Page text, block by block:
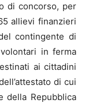
di concorso, per
allievi finanzieri
contingente di
in ferma
ai cittadini
di cui
della Repubblica